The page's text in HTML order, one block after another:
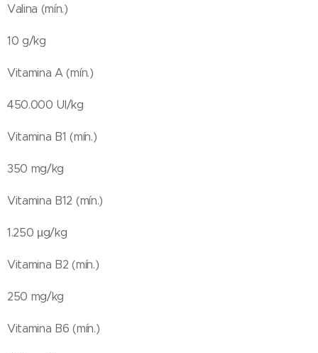
Valina (mín.)
10 g/kg
Vitamina A (mín.)
450.000 UI/kg
Vitamina B1 (mín.)
350 mg/kg
Vitamina B12 (mín.)
1.250 µg/kg
Vitamina B2 (mín.)
250 mg/kg
Vitamina B6 (mín.)